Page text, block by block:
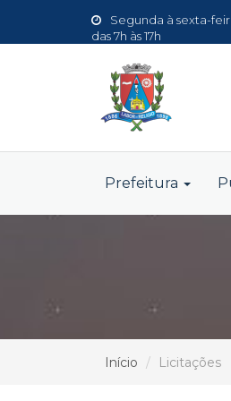
Segunda à sexta-
das 7h às 17h
Prefeitura
Início Licitações